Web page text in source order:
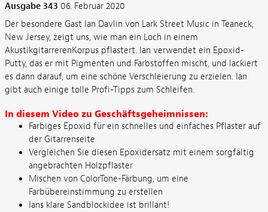
Ausgabe 343 06. Februar 2020
Der besondere Gast Ian Davlin von Lark Street Music in Teaneck,
New Jersey, zeigt uns, wie man ein Loch in einem
AkustikgitarrerenKorpus pflastert. Ian verwendet ein Epoxid-
Putty, das er mit Pigmenten und Farbstoffen mischt, und lackiert
es dann darauf, um eine schöne Verschleierung zu erzielen. Ian
gibt auch einige tolle Profi-Tipps zum Schleifen.
In diesem Video zu Geschäftsgeheimnissen:
Farbiges Epoxid für ein schnelles und einfaches Pflaster auf
der Gitarrenseite
Vergleichen Sie diesen Epoxidersatz mit einem sorgfältig
angebrachten Holzpflaster
Mischen von ColorTone-Färbung, um eine
Farbübereinstimmung zu erstellen
Ians klare Sandblockidee ist brillant!